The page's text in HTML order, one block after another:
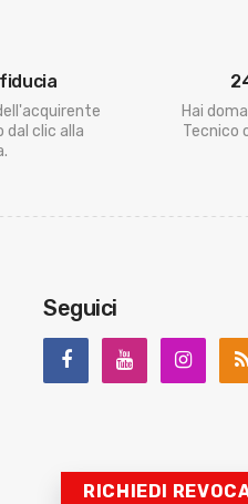
dal clic alla
Hai
Tecnico
Seguici
RICHIEDI